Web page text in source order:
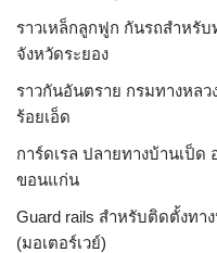
ราวเหล็กลูกฟูก กันรถสําหรับ
จังหวัดระยอง
ราวกันอันตราย กรมทางหลว
ร้อยเอ็ด
การ์ดเรล ปลายทางบ้านเป็ด
ขอนแก่น
Guard rails สำหรับติดตั้งทา
(มอเตอร์เวย์)